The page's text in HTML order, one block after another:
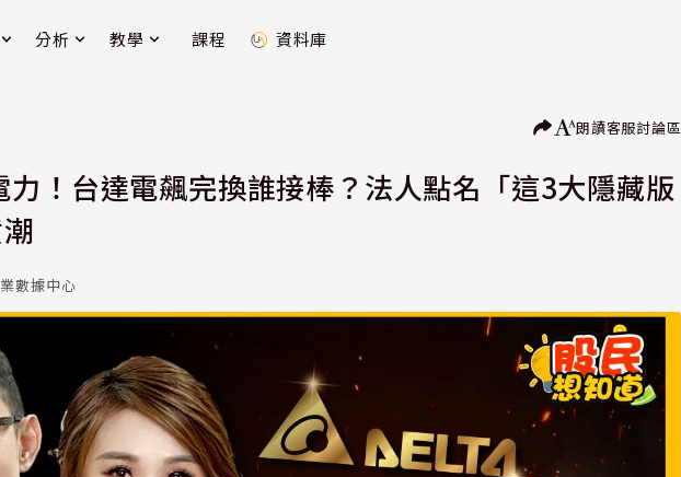
分析 教學 課程 資料庫
朗讀客服討論區
！台達電飆完換誰接棒？法人點名「這3大隱藏版
數據中心